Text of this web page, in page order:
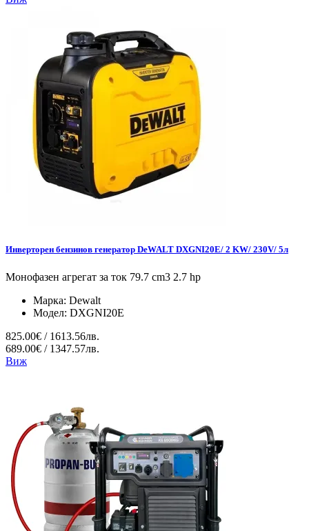
Инверторен бензинов генератор DeWALT DXGNI20E/ 2 KW/ 230V/ 5л
Монофазен агрегат за ток 79.7 cm3 2.7 hp
Марка: Dewalt
Модел: DXGNI20E
825.00€ / 1613.56лв.
689.00€ / 1347.57лв.
Виж